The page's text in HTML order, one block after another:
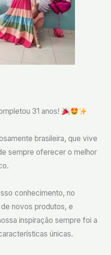
31 anos!
brasileira, que vive
sempre oferecer o melhor
conhecimento, no
novos produtos, e
inspiração sempre foi a
únicas. ⠀